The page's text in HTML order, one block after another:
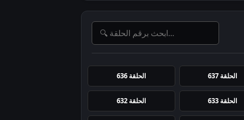
الحلقة 637 الحلقة 636
الحلقة 633 الحلقة 632